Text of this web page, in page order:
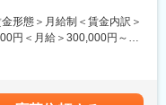
ェクトの進捗管理を担当
形態＞月給制＜賃金内訳＞
円＜月給＞300,000円～
を通じて上下する可能性が